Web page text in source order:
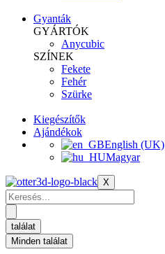
Gyanták
GYÁRTÓK
Anycubic
SZÍNEK
Fekete
Fehér
Szürke
Kiegészítők
Ajándékok
English (UK)
Magyar
X
Keresés
...
találat
Minden találat